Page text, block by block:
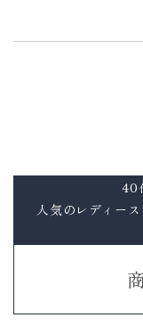
40
人気のレディー